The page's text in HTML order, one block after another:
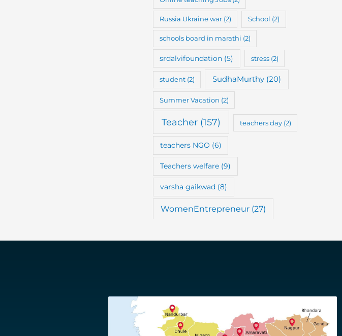
Russia Ukraine war(2) School (2)
schools board in marathi (2)
srdalvifoundation (5) stress(2)
student(2) SudhaMurthy (20)
Summer Vacation (2)
Teacher(157) teachers day(2)
teachers NGO (6)
Teachers welfare(9)
varsha gaikwad(8)
WomenEntrepreneur (27)